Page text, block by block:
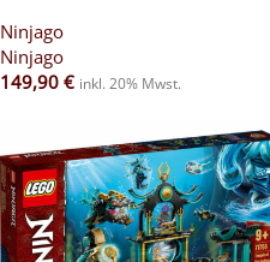
Ninjago
Ninjago
149,90 € inkl. 20% Mwst.